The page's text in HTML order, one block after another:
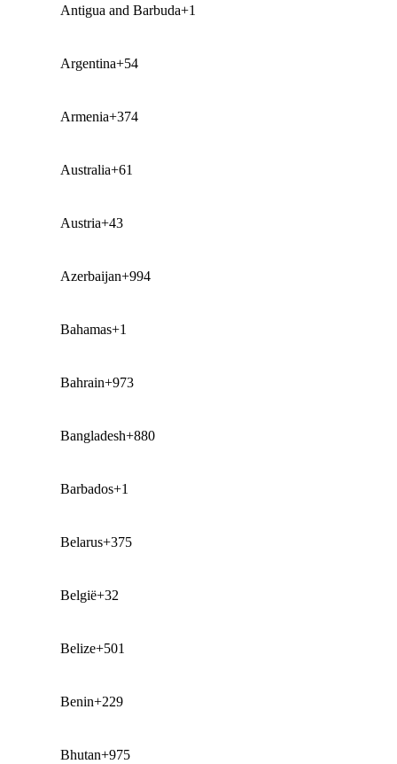
Antigua and Barbuda+1
Argentina+54
Armenia+374
Australia+61
Austria+43
Azerbaijan+994
Bahamas+1
Bahrain+973
Bangladesh+880
Barbados+1
Belarus+375
België+32
Belize+501
Benin+229
Bhutan+975